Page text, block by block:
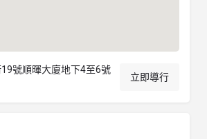
號順暉大廈地下4至6號
立即導行